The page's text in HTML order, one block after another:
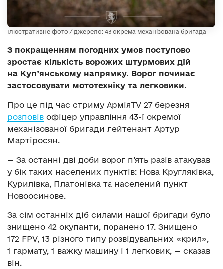
Ілюстративне фото / джерело: 43 окрема механізована бригада
З покращенням погодних умов поступово
зростає кількість ворожих штурмових дій
на Куп’янському напрямку. Ворог починає
застосовувати мототехніку та легковики.
Про це під час стриму АрміяTV 27 березня
розповів офіцер управління 43-ї окремої
механізованої бригади лейтенант Артур
Мартіросян.
— За останні дві доби ворог п’ять разів атакував
у бік таких населених пунктів: Нова Кругляківка,
Курилівка, Платонівка та населений пункт
Новоосинове.
За сім останніх діб силами нашої бригади було
знищено 42 окупанти, поранено 17. Знищено
172 FPV, 13 різного типу розвідувальних «крил»,
1 гармату, 1 важку машину і 1 легковик, — сказав
він.